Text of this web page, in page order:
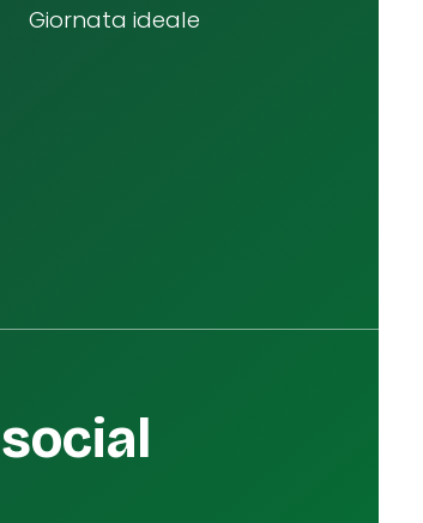
Giornata ideale
social